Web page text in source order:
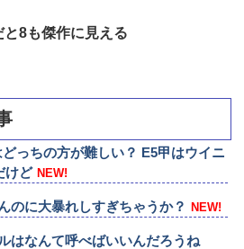
8も傑作に見える
どっちの方が難しい？ E5甲はウイニ
けど NEW!
のに大暴れしすぎちゃうか？ NEW!
はなんて呼べばいいんだろうね